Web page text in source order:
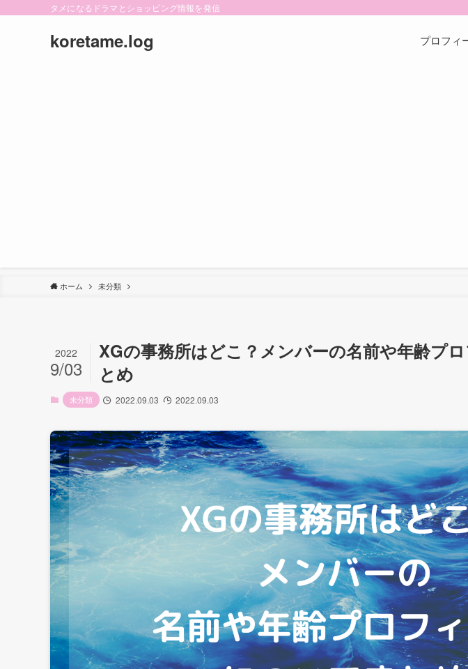
タメになるドラマとショッピング情報を発信
koretame.log プロフィ
ホーム 未分類
XGの事務所はどこ？メンバーの名前や年齢プ
とめ
2022
9/03
未分類 2022.09.03 2022.09.03